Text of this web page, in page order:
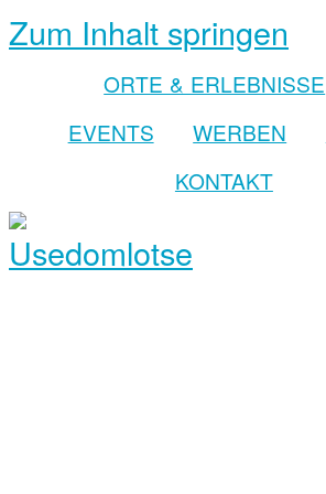
Zum Inhalt springen
ORTE & ERLEBNISSE
EVENTS
WERBEN
KONTAKT